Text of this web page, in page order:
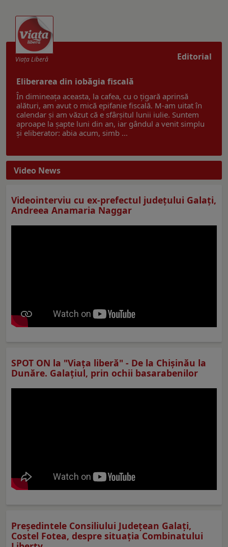
Editorial
Viaţa Liberă
Eliberarea din iobăgia fiscală
În dimineața aceasta, la cafea, cu o țigară aprinsă
alături, am avut o mică epifanie fiscală. M-am uitat în
calendar și am văzut că e sfârșitul lunii iulie. Suntem
aproape la șapte luni din an, iar gândul a venit simplu
și eliberator: abia acum, simb ...
Video News
Videointerviu cu ex-prefectul judeţului Galaţi,
Andreea Anamaria Naggar
SPOT ON la "Viaţa liberă" - De la Chișinău la
Dunăre. Galațiul, prin ochii basarabenilor
Preşedintele Consiliului Judeţean Galaţi,
Costel Fotea, despre situaţia Combinatului